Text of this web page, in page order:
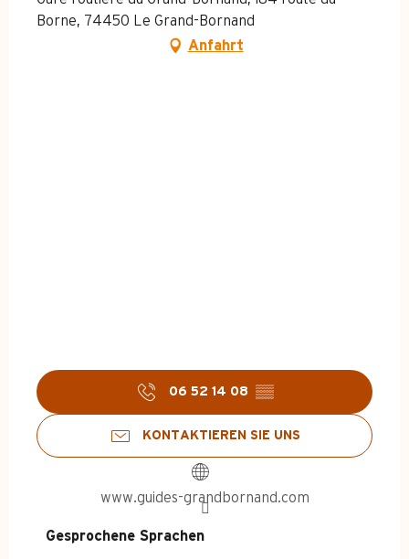
Borne, 74450 Le Grand-Bornand
Anfahrt
06 52 14 08 ▒▒
KONTAKTIEREN SIE UNS
www.guides-grandbornand.com
Gesprochene Sprachen
Gesprochene Sprachen